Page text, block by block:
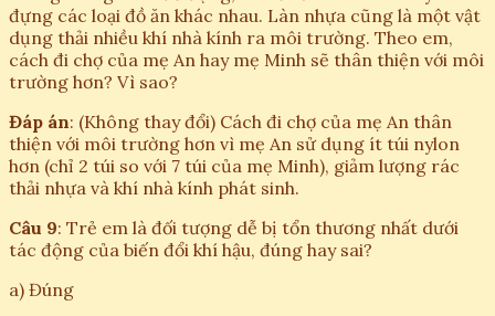
đựng các loại đồ ăn khác nhau. Làn nhựa cũng là một vật
dụng thải nhiều khí nhà kính ra môi trường. Theo em,
cách đi chợ của mẹ An hay mẹ Minh sẽ thân thiện với môi
trường hơn? Vì sao?
Đáp án: (Không thay đổi) Cách đi chợ của mẹ An thân
thiện với môi trường hơn vì mẹ An sử dụng ít túi nylon
hơn (chỉ 2 túi so với 7 túi của mẹ Minh), giảm lượng rác
thải nhựa và khí nhà kính phát sinh.
Câu 9: Trẻ em là đối tượng dễ bị tổn thương nhất dưới
tác động của biến đổi khí hậu, đúng hay sai?
a) Đúng